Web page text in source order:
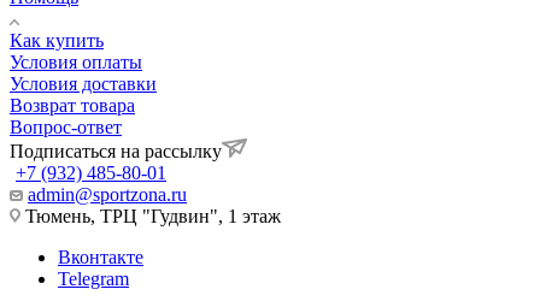
Как купить
Условия оплаты
Условия доставки
Возврат товара
Вопрос-ответ
Подписаться на рассылку
+7 (932) 485-80-01
admin@sportzona.ru
Тюмень, ТРЦ "Гудвин", 1 этаж
Вконтакте
Telegram